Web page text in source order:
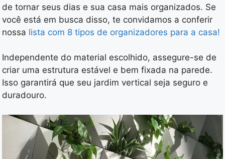
de tornar seus dias e sua casa mais organizados. Se
você está em busca disso, te convidamos a conferir
nossa lista com 8 tipos de organizadores para a casa!
Independente do material escolhido, assegure-se de
criar uma estrutura estável e bem fixada na parede.
Isso garantirá que seu jardim vertical seja seguro e
duradouro.